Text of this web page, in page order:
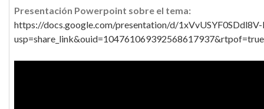
Presentación Powerpoint sobre el tema:
https://docs.google.com/presentation/d/